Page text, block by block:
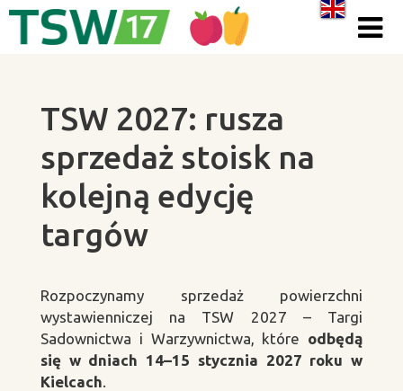
Skip to content
TSW 2027: rusza
sprzedaż stoisk na
kolejną edycję
targów
Rozpoczynamy sprzedaż powierzchni
wystawienniczej na TSW 2027 – Targi
Sadownictwa i Warzywnictwa, które odbędą
się w dniach 14–15 stycznia 2027 roku w
Kielcach.